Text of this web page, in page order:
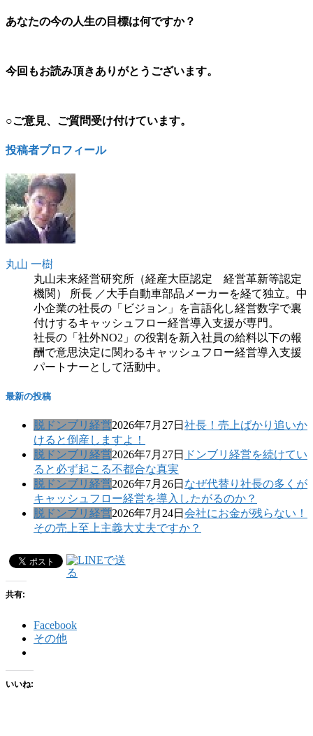
あなたの今の人生の目標は何ですか？
今回もお読み頂きありがとうございます。
○ご意見、ご質問受け付けています。
投稿者プロフィール
丸山 一樹
丸山未来経営研究所（経産大臣認定 経営革新等認定
機関） 所長 ／大手自動車部品メーカーを経て独立。中
小企業の社長の「ビジョン」を言語化し経営数字で裏
付けするキャッシュフロー経営導入支援が専門。
社長の「社外NO2」の役割を新入社員の給料以下の報
酬で意思決定に関わるキャッシュフロー経営導入支援
パートナーとして活動中。
最新の投稿
脱ドンブリ経営2026年7月27日 社長！売上ばかり追いか
けると倒産しますよ！
脱ドンブリ経営2026年7月27日 ドンブリ経営を続けてい
ると必ず起こる不都合な真実
脱ドンブリ経営2026年7月26日 なぜ代替り社長の多くが
キャッシュフロー経営を導入したがるのか？
脱ドンブリ経営2026年7月24日 会社にお金が残らない！
その売上至上主義大丈夫ですか？
共有:
Facebook
その他
いいね: